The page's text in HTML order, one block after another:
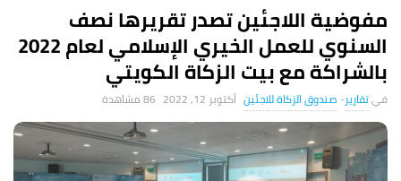
t
B
l
مفوضية اللاجئين تصدر تقريرها نصف
السنوي للعمل الخيري الإسلامي لعام 2022
بالشراكة مع بيت الزكاة الكويتي
تقارير- صندوق الزكاة للاجئين أكتوبر 12, 2022 86 ‎مشاهدة